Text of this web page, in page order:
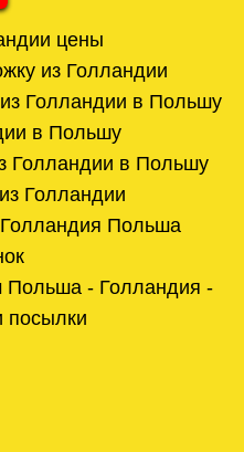
цены
из Голландии
Голландии в Польшу
в Польшу
Голландии в Польшу
Голландии
Польша
- Голландия -
посылки